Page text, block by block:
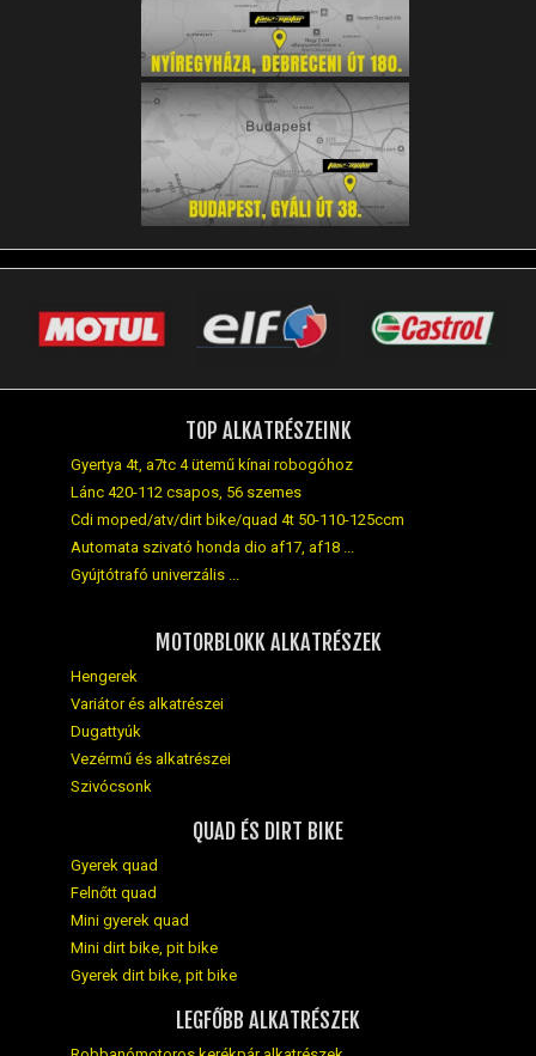
TOP ALKATRÉSZEINK
Gyertya 4t, a7tc 4 ütemű kínai robogóhoz
Lánc 420-112 csapos, 56 szemes
Cdi moped/atv/dirt bike/quad 4t 50-110-125ccm
Automata szivató honda dio af17, af18 ...
Gyújtótrafó univerzális ...
MOTORBLOKK ALKATRÉSZEK
Hengerek
Variátor és alkatrészei
Dugattyúk
Vezérmű és alkatrészei
Szivócsonk
QUAD ÉS DIRT BIKE
Gyerek quad
Felnőtt quad
Mini gyerek quad
Mini dirt bike, pit bike
Gyerek dirt bike, pit bike
LEGFŐBB ALKATRÉSZEK